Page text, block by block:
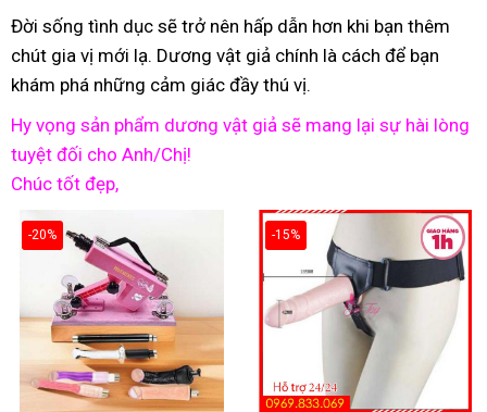
Đời sống tình dục sẽ trở nên hấp dẫn hơn khi bạn thêm
chút gia vị mới lạ. Dương vật giả chính là cách để bạn
khám phá những cảm giác đầy thú vị.
Hy vọng sản phẩm dương vật giả sẽ mang lại sự hài lòng
tuyệt đối cho Anh/Chị!
Chúc tốt đẹp,
-20% -15%